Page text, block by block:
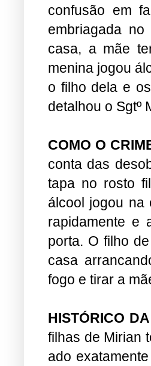
confusão em
embriagada
casa, a mãe
menina jogou
o filho dela e
detalhou o Sgtº
COMO O
conta das
tapa no rosto
álcool jogou na
rapidamente e
porta. O filho
casa
fogo e tirar a
HISTÓRICO
filhas de Mirian
ado